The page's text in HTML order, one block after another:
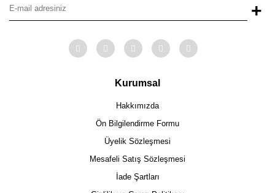
+
Kurumsal
Hakkımızda
Ön Bilgilendirme Formu
Üyelik Sözleşmesi
Mesafeli Satış Sözleşmesi
İade Şartları